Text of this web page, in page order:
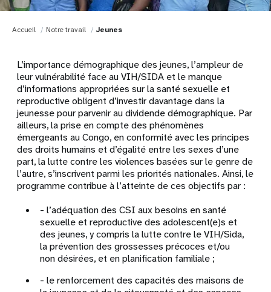
Accueil Notre travail Jeunes
L’importance démographique des jeunes, l’ampleur de
leur vulnérabilité face au VIH/SIDA et le manque
d’informations appropriées sur la santé sexuelle et
reproductive obligent d’investir davantage dans la
jeunesse pour parvenir au dividende démographique. Par
ailleurs, la prise en compte des phénomènes
émergeants au Congo, en conformité avec les principes
des droits humains et d’égalité entre les sexes d’une
part, la lutte contre les violences basées sur le genre de
l’autre, s’inscrivent parmi les priorités nationales. Ainsi, le
programme contribue à l’atteinte de ces objectifs par :
- l’adéquation des CSI aux besoins en santé
sexuelle et reproductive des adolescent(e)s et
des jeunes, y compris la lutte contre le VIH/Sida,
la prévention des grossesses précoces et/ou
non désirées, et en planification familiale ;
- le renforcement des capacités des maisons de